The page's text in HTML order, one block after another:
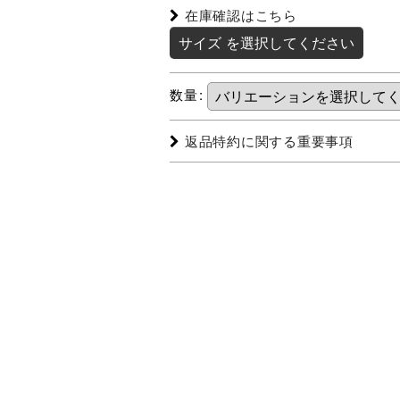
在庫確認はこちら
サイズ を選択してください
数量:
返品特約に関する重要事項